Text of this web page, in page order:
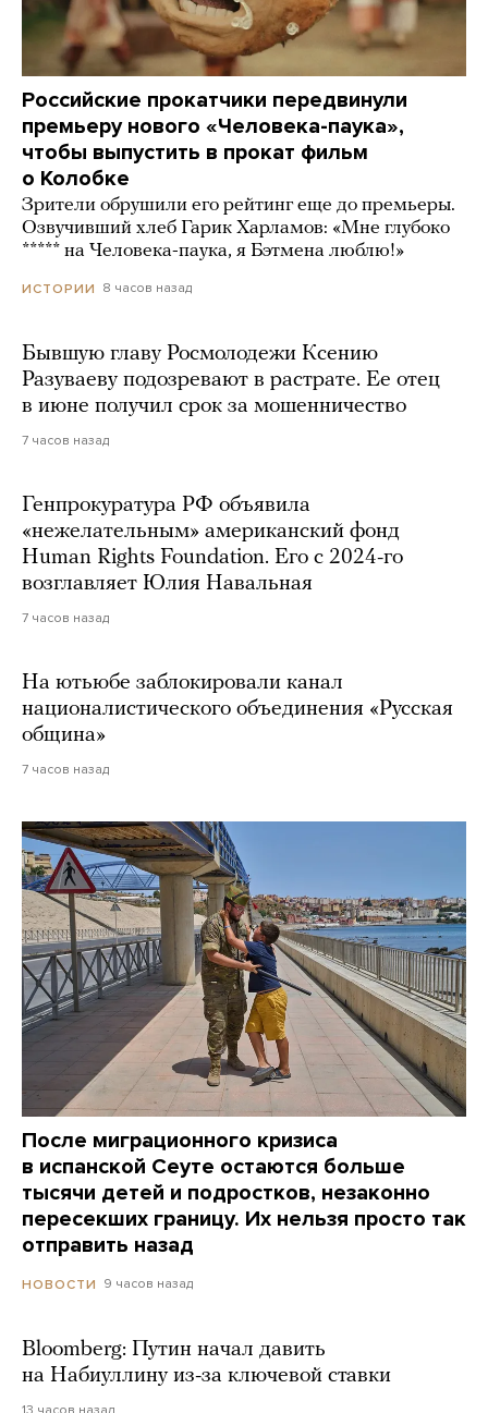
Российские прокатчики передвинули
премьеру нового «Человека-паука»,
чтобы выпустить в прокат фильм
о Колобке
Зрители обрушили его рейтинг еще до премьеры.
Озвучивший хлеб Гарик Харламов: «Мне глубоко
***** на Человека-паука, я Бэтмена люблю!»
ИСТОРИИ 8 часов назад
Бывшую главу Росмолодежи Ксению
Разуваеву подозревают в растрате. Ее отец
в июне получил срок за мошенничество
7 часов назад
Генпрокуратура РФ объявила
«нежелательным» американский фонд
Human Rights Foundation. Его с 2024-го
возглавляет Юлия Навальная
7 часов назад
На ютьюбе заблокировали канал
националистического объединения «Русская
община»
7 часов назад
После миграционного кризиса
в испанской Сеуте остаются больше
тысячи детей и подростков, незаконно
пересекших границу. Их нельзя просто так
отправить назад
НОВОСТИ 9 часов назад
Bloomberg: Путин начал давить
на Набиуллину из-за ключевой ставки
13 часов назад